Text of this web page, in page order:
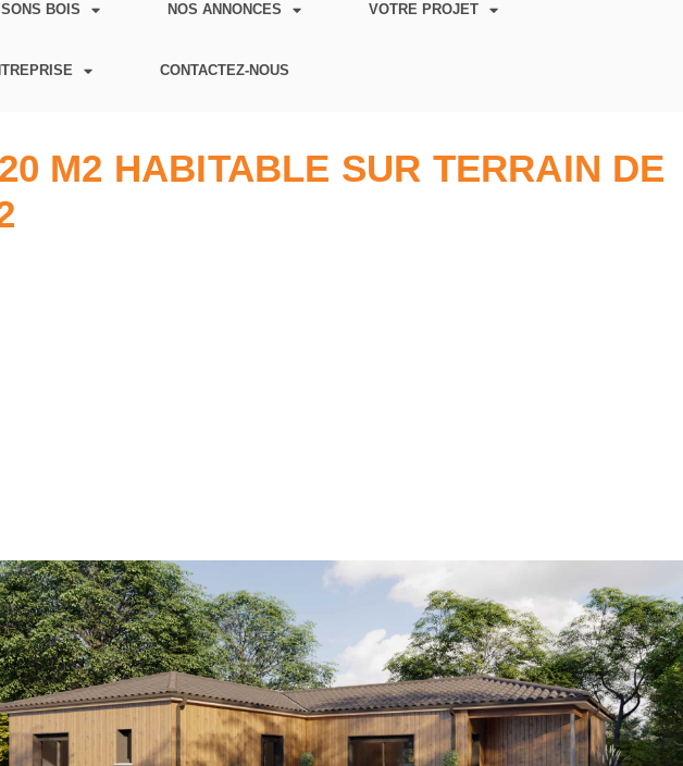
BOIS NOS ANNONCES VOTRE PROJET
CONTACTEZ-NOUS
M2 HABITABLE SUR TERRAIN DE